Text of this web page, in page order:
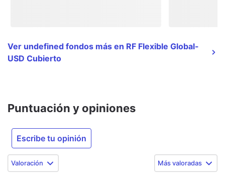
Ver undefined fondos más en RF Flexible Global-
USD Cubierto
Puntuación y opiniones
Escribe tu opinión
Valoración Más valoradas